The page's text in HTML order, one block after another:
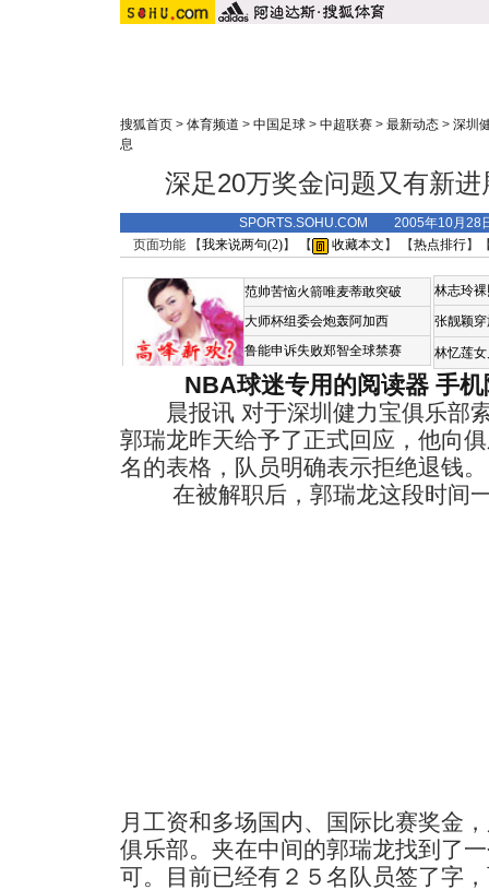
搜狐首页 > 体育频道 > 中国足球 > 中超联赛 > 最新动态 > 深圳
息
深足20万奖金问题又有新
SPORTS.SOHU.COM 2005年10月
页面功能 【我来说两句(2)】 【 收藏本文 】 【热点排行】
范帅苦恼火箭唯麦蒂敢突破
大师杯组委会炮轰阿加西
鲁能申诉失败郑智全球禁赛
林志玲
张靓颖
林忆莲
NBA球迷专用的阅读器 手
晨报讯 对于深圳健力宝俱乐部
郭瑞龙昨天给予了正式回应，他向
名的表格，队员明确表示拒绝退钱。
在被解职后，郭瑞龙这段时间一
月工资和多场国内、国际比赛奖金
俱乐部。夹在中间的郭瑞龙找到了
可。目前已经有２５名队员签了字